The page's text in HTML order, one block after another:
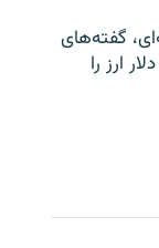
گفته‌های
شدن ۹ میلیارد دلار ارز را